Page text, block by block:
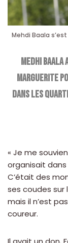
Mehdi Baala
Medhi Baala
Marguerite
dans les
« Je me
organisait
C’était des
ses coudes sur
mais il n’est
coureur.